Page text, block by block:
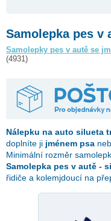
Samolepka pes
Samolepky pes v autě se
(4931)
Nálepku na auto silueta
doplníte ji jménem psa
Minimální rozměr
Samolepka pes v autě -
řidiče a kolemjdoucí na